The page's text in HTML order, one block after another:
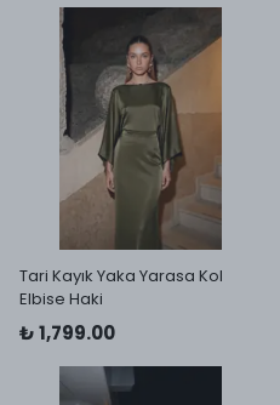
Tari Kayık Yaka Yarasa Kol
Elbise Haki
₺ 1,799.00